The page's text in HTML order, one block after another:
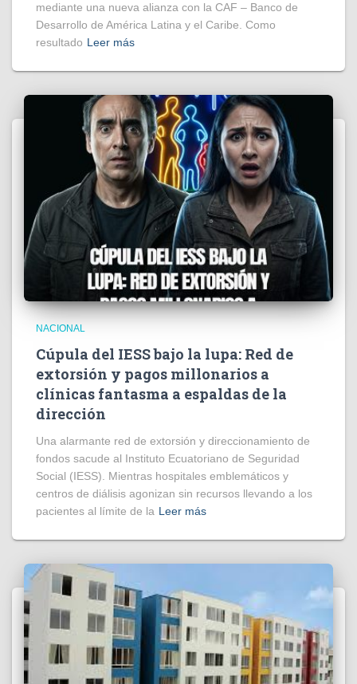
mediante una nueva alianza con la CAF – Banco de
Desarrollo de América Latina y el Caribe. Como
resultado Leer más
NACIONAL
Cúpula del IESS bajo la lupa: Red de
extorsión y pagos millonarios a
clínicas fantasma a espaldas de la
dirección
​Una alarmante red de extorsión y direccionamiento de
fondos sacude al Instituto Ecuatoriano de Seguridad
Social (IESS). Mientras hospitales emblemáticos y
centros de diálisis agonizan sin recursos llevando a los
pacientes al límite de la Leer más